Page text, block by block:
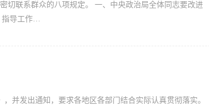
切联系群众的八项规定。 一、中央政治局全体同志要改进
指导工作…
并发出通知，要求各地区各部门结合实际认真贯彻落实。